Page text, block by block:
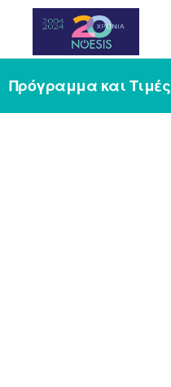
Noesis
Πρόγραμμα και Τιμές